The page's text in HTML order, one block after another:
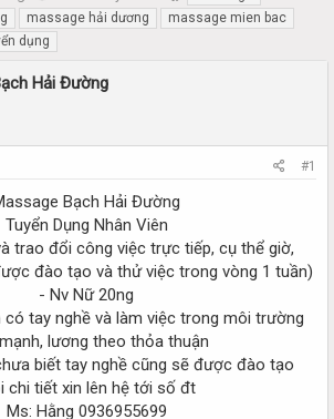
t
a
r
t
d
massage hải dương
massage mien bac
dụng
Hải Đường
#1
Bạch Hải Đường
Tuyển Dụng Nhân Viên
trao đổi công việc trực tiếp, cụ thể giờ,
đào tạo và thử việc trong vòng 1 tuần)
- Nv Nữ 20ng
có tay nghề và làm việc trong môi trường
lương theo thỏa thuận
biết tay nghề cũng sẽ được đào tạo
chi tiết xin lên hệ tới số đt
Ms: Hằng 0936955699